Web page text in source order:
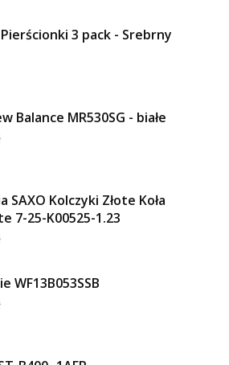
3 pack - Srebrny
Balance MR530SG - białe
SAXO Kolczyki Złote Koła
7-25-K00525-1.23
WF13B053SSB